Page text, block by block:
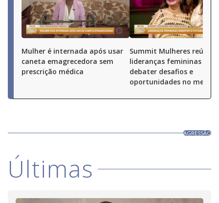
Mulher é internada após usar
caneta emagrecedora sem
prescrição médica
Summit Mulheres reúne
lideranças femininas para
debater desafios e
oportunidades no
AGRESSÃO
Últimas